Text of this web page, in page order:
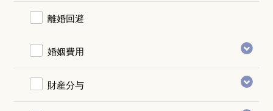
離婚回避
婚姻費用
財産分与